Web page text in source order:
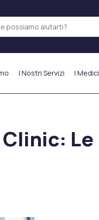
I Nostri Servizi I Medici
Le